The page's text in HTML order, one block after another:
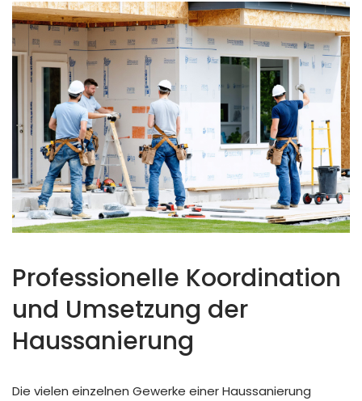
Professionelle Koordination
und Umsetzung der
Haussanierung
Die vielen einzelnen Gewerke einer Haussanierung